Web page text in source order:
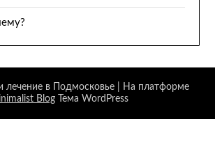
в Подмосковье
| На платформе
BlogТема WordPress